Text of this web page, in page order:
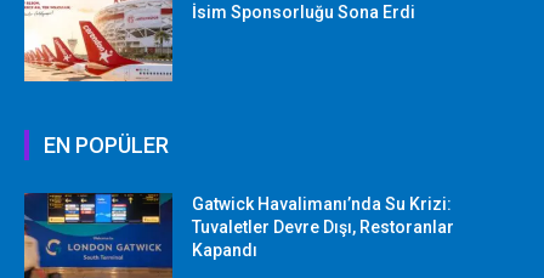
İsim Sponsorluğu Sona Erdi
EN POPÜLER
Gatwick Havalimanı’nda Su Krizi:
Tuvaletler Devre Dışı, Restoranlar
Kapandı